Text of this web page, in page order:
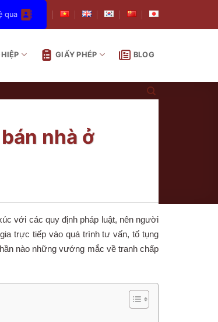
qua
GIẤY PHÉP BLOG
nhà ở
với các quy định pháp luật, nên người
trực tiếp vào quá trình tư vấn, tố tụng
nào những vướng mắc về tranh chấp